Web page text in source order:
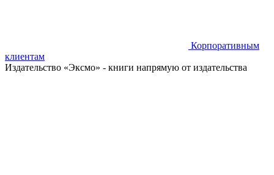
Корпоративным
клиентам
Издательство «Эксмо» - книги напрямую от издательства